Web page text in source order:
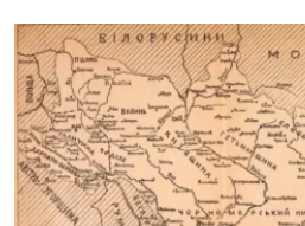
СИБИРЬ.РЕАЛИИ
РАСПИСАНИЕ ВЕЩАНИЯ
ПОДПИШИТЕСЬ НА РАССЫЛКУ
СОЦИАЛЬНЫЕ СЕТИ